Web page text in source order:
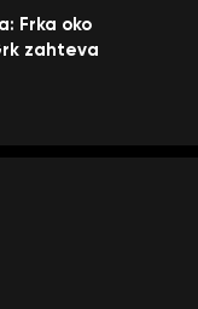
Frka oko
zahteva